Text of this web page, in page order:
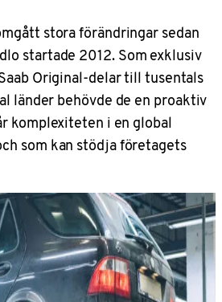
stora förändringar sedan
startade 2012. Som exklusiv
Original-delar till tusentals
länder behövde de en proaktiv
komplexiteten i en global
som kan stödja företagets